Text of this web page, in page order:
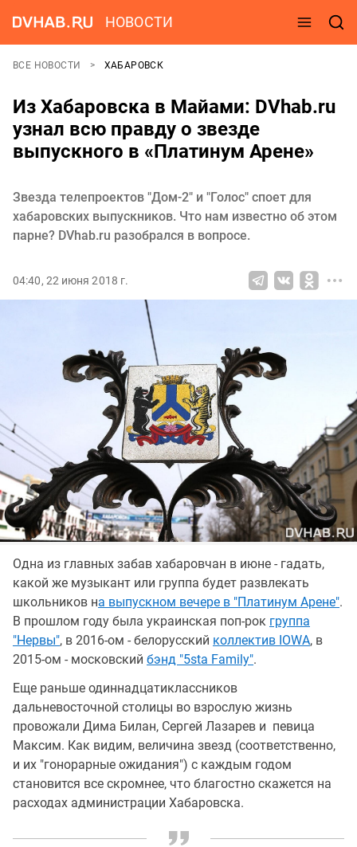
НОВОСТИ
ВСЕ НОВОСТИ ХАБАРОВСК
Из Хабаровска в Майами: DVhab.ru
узнал всю правду о звезде
выпускного в «Платинум Арене»
Звезда телепроектов "Дом-2" и "Голос" споет для
хабаровских выпускников. Что нам известно об этом
парне? DVhab.ru разобрался в вопросе.
04:40, 22 июня 2018 г.
Одна из главных забав хабаровчан в июне - гадать,
какой же музыкант или группа будет развлекать
школьников на выпускном вечере в "Платинум Арене".
В прошлом году была украинская поп-рок группа
"Нервы", в 2016-ом - белорусский коллектив IOWA, в
2015-ом - московский бэнд "5sta Family".
Еще раньше одиннадцатиклассников
дальневосточной столицы во взрослую жизнь
провожали Дима Билан, Сергей Лазарев и певица
Максим. Как видим, величина звезд (соответственно,
и их "гонорарные ожидания") с каждым годом
становится все скромнее, что благостно скажется на
расходах администрации Хабаровска.